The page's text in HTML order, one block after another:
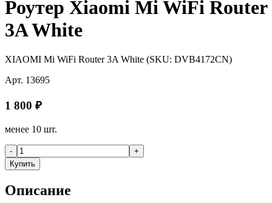
Роутер Xiaomi Mi WiFi Router
3A White
XIAOMI Mi WiFi Router 3A White (SKU: DVB4172CN)
Арт. 13695
1 800 ₽
менее 10 шт.
-
+
Купить
Описание